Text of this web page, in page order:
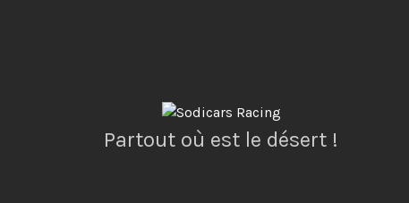
Partout où est le désert !